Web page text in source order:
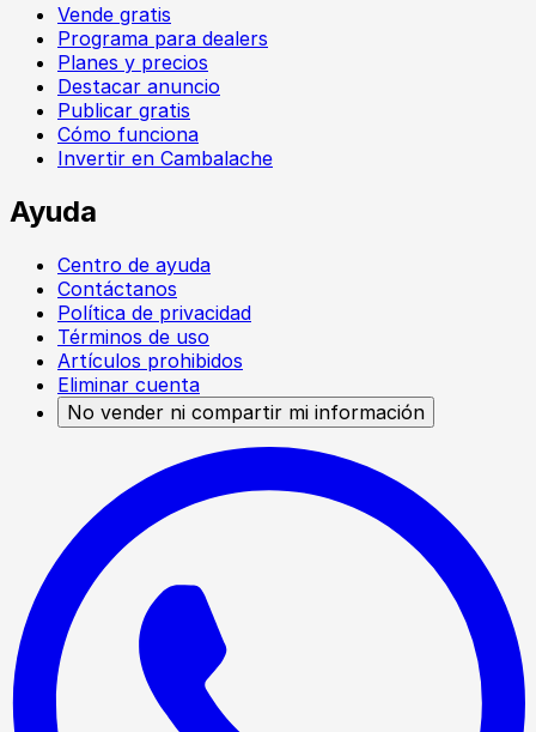
Vende gratis
Programa para dealers
Planes y precios
Destacar anuncio
Publicar gratis
Cómo funciona
Invertir en Cambalache
Ayuda
Centro de ayuda
Contáctanos
Política de privacidad
Términos de uso
Artículos prohibidos
Eliminar cuenta
No vender ni compartir mi información